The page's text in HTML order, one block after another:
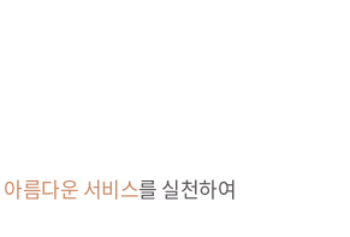
아름다운 서비스를 실천하여